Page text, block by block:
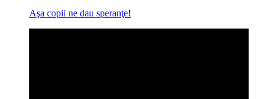
Aşa copii ne dau speranţe!